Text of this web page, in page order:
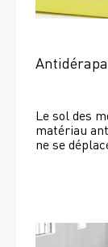
Le sol des
matériau
ne se